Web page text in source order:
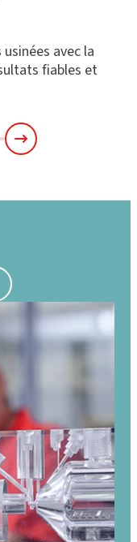
avec la
fiables et